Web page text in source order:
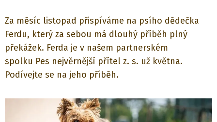
Za měsíc listopad přispíváme na psího dědečka
Ferdu, který za sebou má dlouhý příběh plný
překážek. Ferda je v našem partnerském
spolku Pes nejvěrnější přítel z. s. už května.
Podívejte se na jeho příběh.